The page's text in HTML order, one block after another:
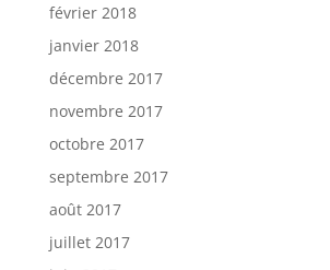
février 2018
janvier 2018
décembre 2017
novembre 2017
octobre 2017
septembre 2017
août 2017
juillet 2017